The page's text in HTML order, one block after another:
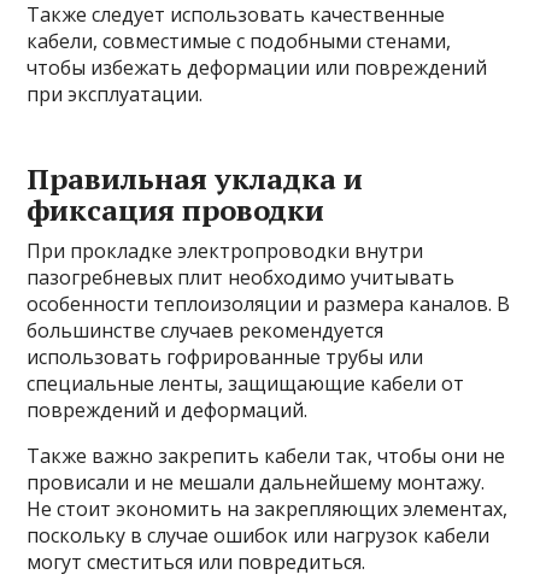
Также следует использовать качественные
кабели, совместимые с подобными стенами,
чтобы избежать деформации или повреждений
при эксплуатации.
Правильная укладка и
фиксация проводки
При прокладке электропроводки внутри
пазогребневых плит необходимо учитывать
особенности теплоизоляции и размера каналов. В
большинстве случаев рекомендуется
использовать гофрированные трубы или
специальные ленты, защищающие кабели от
повреждений и деформаций.
Также важно закрепить кабели так, чтобы они не
провисали и не мешали дальнейшему монтажу.
Не стоит экономить на закрепляющих элементах,
поскольку в случае ошибок или нагрузок кабели
могут сместиться или повредиться.